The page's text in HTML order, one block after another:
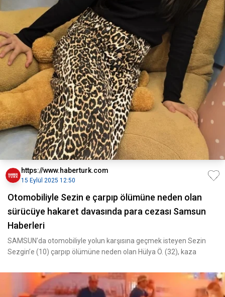
https://www.haberturk.com
15 Eylül 2025 12:50
Otomobiliyle Sezin e çarpıp ölümüne neden olan
sürücüye hakaret davasında para cezası Samsun
Haberleri
SAMSUN’da otomobiliyle yolun karşısına geçmek isteyen Sezin
Sezgin’e (10) çarpıp ölümüne neden olan Hülya Ö. (32), kaza